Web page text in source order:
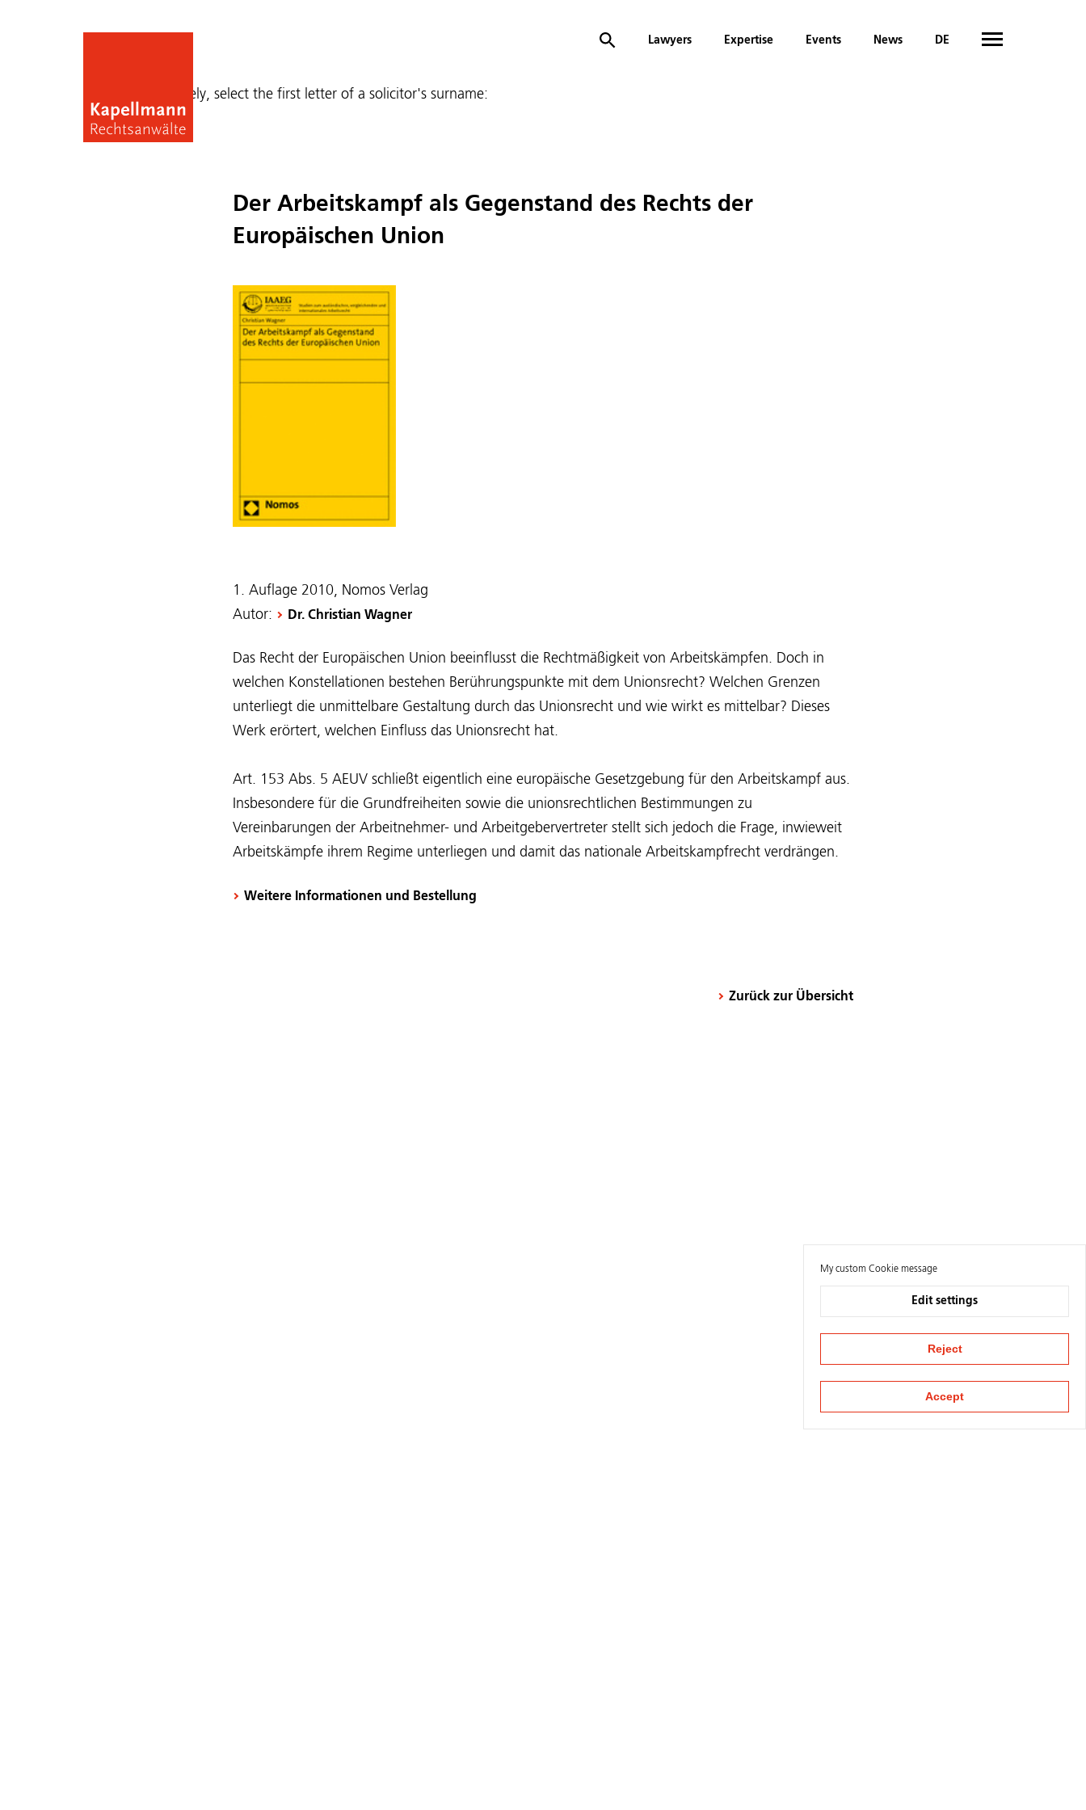
Lawyers Expertise Events News DE
Alternatively, select the first letter of a solicitor's surname:
Der Arbeitskampf als Gegenstand des Rechts der
Europäischen Union
1. Auflage 2010, Nomos Verlag
Autor:
Dr. Christian Wagner
Das Recht der Europäischen Union beeinflusst die Rechtmäßigkeit von Arbeitskämpfen. Doch in
welchen Konstellationen bestehen Berührungspunkte mit dem Unionsrecht? Welchen Grenzen
unterliegt die unmittelbare Gestaltung durch das Unionsrecht und wie wirkt es mittelbar? Dieses
Werk erörtert, welchen Einfluss das Unionsrecht hat.
Art. 153 Abs. 5 AEUV schließt eigentlich eine europäische Gesetzgebung für den Arbeitskampf aus.
Insbesondere für die Grundfreiheiten sowie die unionsrechtlichen Bestimmungen zu
Vereinbarungen der Arbeitnehmer- und Arbeitgebervertreter stellt sich jedoch die Frage, inwieweit
Arbeitskämpfe ihrem Regime unterliegen und damit das nationale Arbeitskampfrecht verdrängen.
Weitere Informationen und Bestellung
Zurück zur Übersicht
My custom Cookie message
Edit settings
Reject
Accept